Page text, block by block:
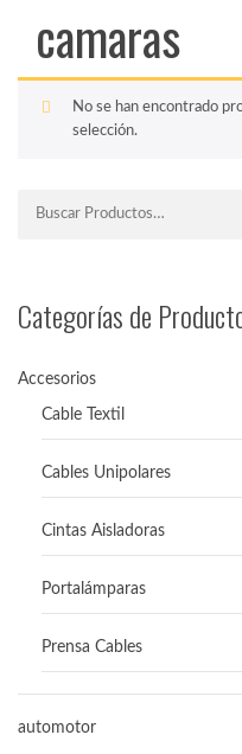
camaras
No se han encontrado
selección.
Categorías de
Accesorios
Cable Textil
Cables Unipolares
Cintas Aisladoras
Portalámparas
Prensa Cables
automotor